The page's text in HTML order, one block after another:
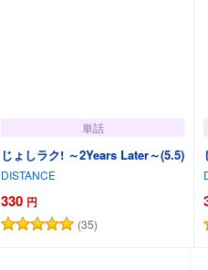
単話
じょしラク! ～2Years Later～(5.5)
DISTANCE
330 円
(35)
カートに追加